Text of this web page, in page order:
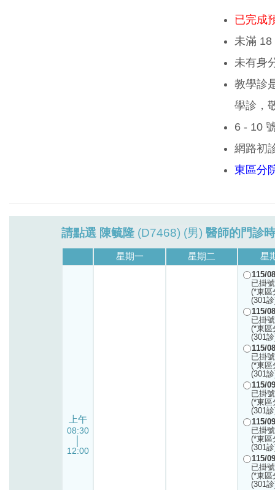
已完成
未滿 18
未有身
教學診
學診，
6 - 10
網路初
東區分